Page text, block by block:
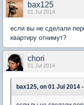
bax125
01 Jul 2014
если вы не сделали
квартиру отнимут?
chori
01 Jul 2014
bax125, on 01 Jul 2014